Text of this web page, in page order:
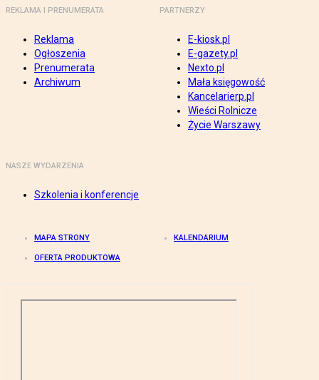
REKLAMA I PRENUMERATA
Reklama
Ogłoszenia
Prenumerata
Archiwum
PARTNERZY
E-kiosk.pl
E-gazety.pl
Nexto.pl
Mała księgowość
Kancelarierp.pl
Wieści Rolnicze
Życie Warszawy
NASZE WYDARZENIA
Szkolenia i konferencje
MAPA STRONY KALENDARIUM
OFERTA PRODUKTOWA